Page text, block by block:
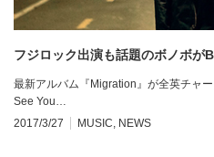
フジロック出演も話題のボノボ
最新アルバム『Migration』が全英チャ
See You…
2017/3/27
MUSIC, NEWS